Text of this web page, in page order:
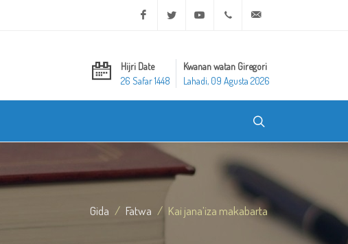
Facebook Twitter Youtube +20 2 25970400
Hijri Date
26 Safar 1448
Kwanan watan Giregori
Lahadi, 09 Agusta 2026
Gida Fatwa Kai jana’iza makabarta